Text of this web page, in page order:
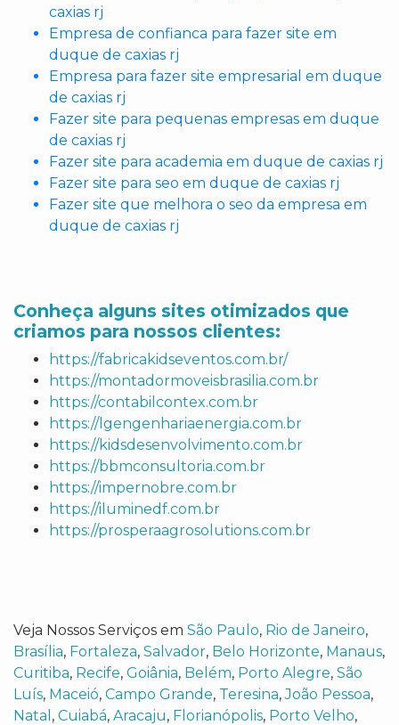
caxias rj
Empresa de confianca para fazer site em
duque de caxias rj
Empresa para fazer site empresarial em duque
de caxias rj
Fazer site para pequenas empresas em duque
de caxias rj
Fazer site para academia em duque de caxias rj
Fazer site para seo em duque de caxias rj
Fazer site que melhora o seo da empresa em
duque de caxias rj
Conheça alguns sites otimizados que
criamos para nossos clientes:
https://fabricakidseventos.com.br/
https://montadormoveisbrasilia.com.br
https://contabilcontex.com.br
https://lgengenhariaenergia.com.br
https://kidsdesenvolvimento.com.br
https://bbmconsultoria.com.br
https://impernobre.com.br
https://iluminedf.com.br
https://prosperaagrosolutions.com.br
Veja Nossos Serviços em São Paulo, Rio de Janeiro,
Brasília, Fortaleza, Salvador, Belo Horizonte, Manaus,
Curitiba, Recife, Goiânia, Belém, Porto Alegre, São
Luís, Maceió, Campo Grande, Teresina,João Pessoa,
Natal , Cuiabá, Aracaju, Florianópolis, Porto Velho,